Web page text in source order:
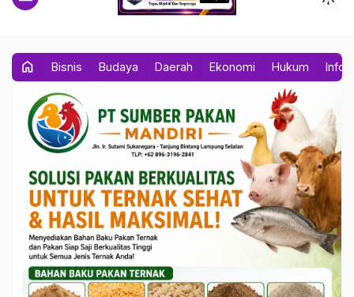
home Bisnis Budaya Daerah Ekonomi Hukum Info